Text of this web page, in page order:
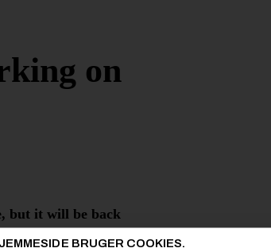
BRUGER COOKIES.